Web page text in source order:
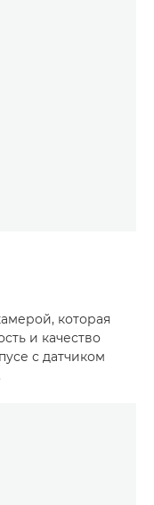
которая
и качество
с датчиком